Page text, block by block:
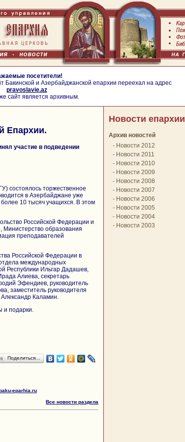
посетители!
Бакинской и Азербайджанской епархии переехал на адрес
pravoslavie.az
сайт является архивным.
Епархии.
участие в подведении
состоялось торжественное
в Азербайджане уже
10 тысяч учащихся. В этом
Российской Федерации и
Министерство образования
преподавателей
Российской Федерации в
международных
Республики Ильгар Дадашев,
Алиева, секретарь
Эфендиев, руководитель
заместитель руководителя
Александр Каламин.
и подарки.
Поделиться…
eparhia.ru
Все новости раздела
Новости епархии
Архив новостей
- Новости 2012
- Новости 2011
- Новости 2010
- Новости 2009
- Новости 2008
- Новости 2007
- Новости 2006
- Новости 2005
- Новости 2004
- Новости 2003